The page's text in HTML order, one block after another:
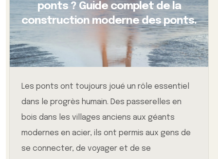
ponts ? Guide complet de la
construction moderne des ponts.
Les ponts ont toujours joué un rôle essentiel
dans le progrès humain. Des passerelles en
bois dans les villages anciens aux géants
modernes en acier, ils ont permis aux gens de
se connecter, de voyager et de se